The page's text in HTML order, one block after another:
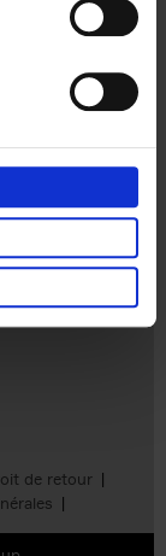
de retour
de